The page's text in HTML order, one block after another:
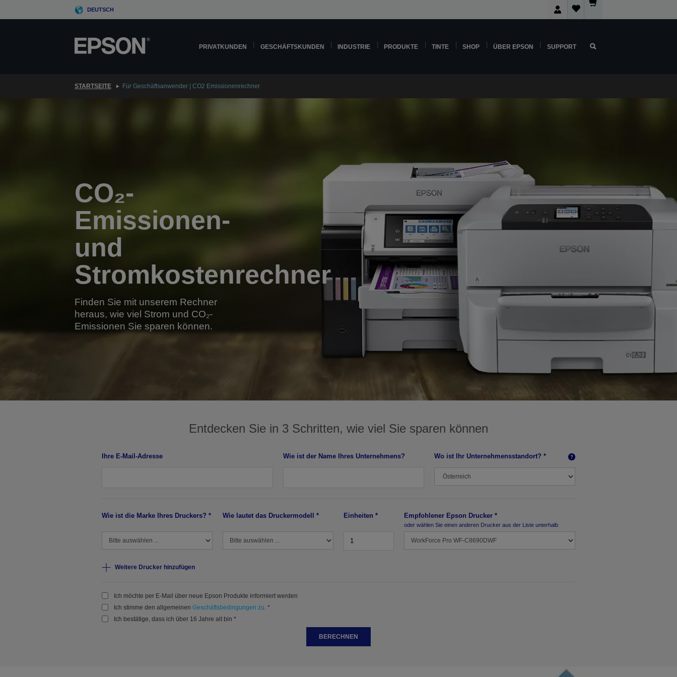
main
DEUTSCH
PRIVATKUNDEN GESCHÄFTSKUNDEN INDUSTRIE PRODUKTE TINTE SHOP ÜBER EPSON SUPPORT
STARTSEITE Für Geschäftsanwender | CO2 Emissionenrechner
CO₂-
Emissionen-
und
Stromkostenrechner
Finden Sie mit unserem Rechner
heraus, wie viel Strom und CO₂-
Emissionen Sie sparen können.
Entdecken Sie in 3 Schritten, wie viel Sie sparen können
Ihre E-Mail-Adresse Wie ist der Name Ihres Unternehmens? Wo ist Ihr Unternehmensstandort? *
Wie ist die Marke Ihres Druckers? * Wie lautet das Druckermodell * Einheiten * Empfohlener Epson Drucker *
oder wählen Sie einen anderen Drucker aus der Liste unterhalb
Weitere Drucker hinzufügen
Ich möchte per E-Mail über neue Epson Produkte informiert werden
Ich stimme den allgemeinen Geschäftsbedingungen zu. *
Ich bestätige, dass ich über 16 Jahre alt bin *
BERECHNEN